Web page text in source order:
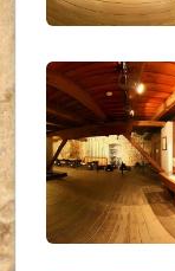
UKR_(18)